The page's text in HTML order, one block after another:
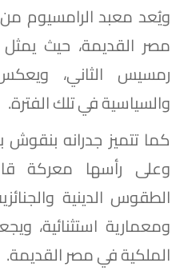
ويُعد معبد الرامسيوم من
مصر القديمة، حيث يمثل
رمسيس الثاني،
والسياسية في تلك الفترة.
كما تتميز جدرانه بنقوش
وعلى رأسها معركة
الطقوس الدينية
ومعمارية استثنائية،
الملكية في مصر القديمة.